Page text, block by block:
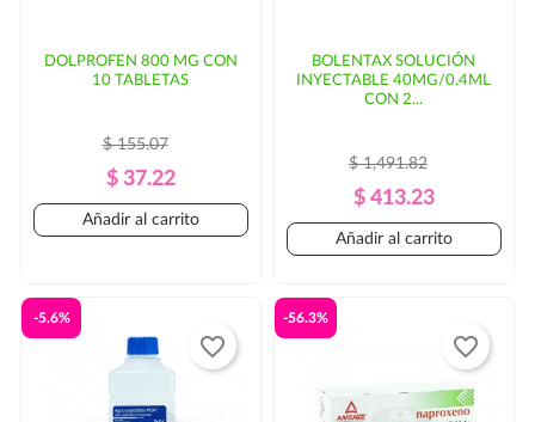
DOLPROFEN 800 MG CON
10 TABLETAS
Precio
Regular
$ 155.07
Precio
$ 37.22
Añadir al carrito
BOLENTAX SOLUCIÓN
INYECTABLE 40MG/0.4ML
CON 2...
Precio
Regular
$ 1,491.82
Precio
$ 413.23
Añadir al carrito
-5.6%
favorite_border
-56.3%
favorite_border